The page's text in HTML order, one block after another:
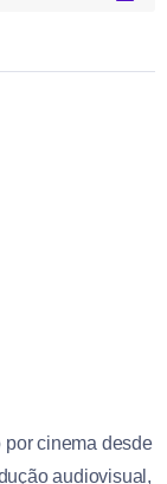
cinema desde
audiovisual,